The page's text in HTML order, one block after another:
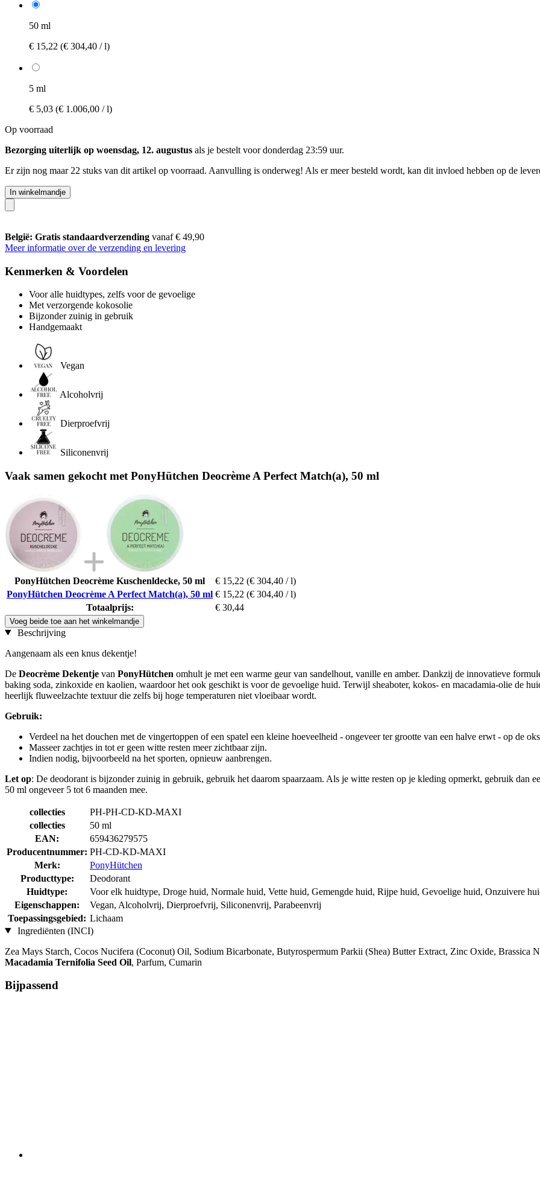
50 ml
€ 15,22 (€ 304,40 / l)
5 ml
€ 5,03 (€ 1.006,00 / l)
Op voorraad
Bezorging uiterlijk op woensdag, 12. augustus als je bestelt voordonderdag 23:59 uur.
Er zijn nog maar 22 stuks van dit artikel op voorraad. Aanvulling is onderweg! Als er meer besteld wordt, kan dit invloed hebben op de
In winkelmandje
België: Gratis standaardverzending vanaf € 49,90
Meer informatie over de verzending en levering
Kenmerken & Voordelen
Voor alle huidtypes, zelfs voor de gevoelige
Met verzorgende kokosolie
Bijzonder zuinig in gebruik
Handgemaakt
Vegan
Alcoholvrij
Dierproefvrij
Siliconenvrij
Vaak samen gekocht met PonyHütchen Deocrème A Perfect Match(a), 50 ml
PonyHütchen Deocrème Kuschenldecke, 50 ml € 15,22 (€ 304,40 / l)
PonyHütchen Deocrème A Perfect Match(a), 50 ml € 15,22 (€ 304,40 / l)
Totaalprijs:
€ 30,44
Voeg beide toe aan het winkelmandje
Beschrijving
Aangenaam als een knus dekentje!
De Deocrème Dekentje van PonyHütchen omhult je met een warme geur van sandelhout, vanille en amber. Dankzij de innovatieve
baking soda, zinkoxide en kaolien, waardoor het ook geschikt is voor de gevoelige huid. Terwijl sheaboter, kokos- en macadamia-olie de
heerlijk fluweelzachte textuur die zelfs bij hoge temperaturen niet vloeibaar wordt.
Gebruik:
Verdeel na het douchen met de vingertoppen of een spatel een kleine hoeveelheid - ongeveer ter grootte van een halve erwt - op de
Masseer zachtjes in tot er geen witte resten meer zichtbaar zijn.
Indien nodig, bijvoorbeeld na het sporten, opnieuw aanbrengen.
Let op: De deodorant is bijzonder zuinig in gebruik, gebruik het daarom spaarzaam. Als je witte resten op je kleding opmerkt, gebruik dan
50 ml ongeveer 5 tot 6 maanden mee.
collecties
PH-PH-CD-KD-MAXI
collecties
50 ml
EAN:
659436279575
Producentnummer: PH-CD-KD-MAXI
Merk:
PonyHütchen
Producttype:
Deodorant
Huidtype:
Voor elk huidtype, Droge huid, Normale huid, Vette huid, Gemengde huid, Rijpe huid, Gevoelige huid, Onzuivere
Eigenschappen:
Vegan, Alcoholvrij, Dierproefvrij, Siliconenvrij, Parabeenvrij
Toepassingsgebied: Lichaam
Ingrediënten (INCI)
Zea Mays Starch, Cocos Nucifera (Coconut) Oil, Sodium Bicarbonate, Butyrospermum Parkii (Shea) Butter Extract, Zinc Oxide, Brassica
Macadamia Ternifolia Seed Oil, Parfum, Cumarin
Bijpassend